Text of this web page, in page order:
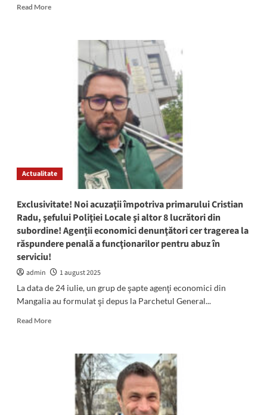
Read MoreRead
2
cu
condamnarea
de
10
ani
închisoare
Actualitate
Exclusivitate! Noi acuzaţii împotriva primarului Cristian
Radu, şefului Poliţiei Locale şi altor 8 lucrători din
subordine! Agenţii economici denunţători cer tragerea la
răspundere penală a funcţionarilor pentru abuz în
serviciu!
admin
1 august 2025
La data de 24 iulie, un grup de şapte agenţi economici din
Mangalia au formulat şi depus la Parchetul General...
Read MoreRead
Exclusivitate!
acuzaţii
împotriva
primarului
Cristian